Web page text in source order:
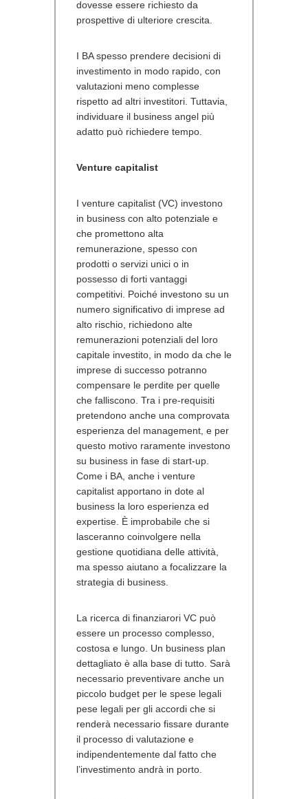
dovesse essere richiesto da
prospettive di ulteriore crescita.
I BA spesso prendere decisioni di
investimento in modo rapido, con
valutazioni meno complesse
rispetto ad altri investitori. Tuttavia,
individuare il business angel più
adatto può richiedere tempo.
Venture capitalist
I venture capitalist (VC) investono
in business con alto potenziale e
che promettono alta
remunerazione, spesso con
prodotti o servizi unici o in
possesso di forti vantaggi
competitivi. Poiché investono su un
numero significativo di imprese ad
alto rischio, richiedono alte
remunerazioni potenziali del loro
capitale investito, in modo da che le
imprese di successo potranno
compensare le perdite per quelle
che falliscono. Tra i pre-requisiti
pretendono anche una comprovata
esperienza del management, e per
questo motivo raramente investono
su business in fase di start-up.
Come i BA, anche i venture
capitalist apportano in dote al
business la loro esperienza ed
expertise. È improbabile che si
lasceranno coinvolgere nella
gestione quotidiana delle attività,
ma spesso aiutano a focalizzare la
strategia di business.
La ricerca di finanziarori VC può
essere un processo complesso,
costosa e lungo. Un business plan
dettagliato è alla base di tutto. Sarà
necessario preventivare anche un
piccolo budget per le spese legali
pese legali per gli accordi che si
renderà necessario fissare durante
il processo di valutazione e
indipendentemente dal fatto che
l’investimento andrà in porto.